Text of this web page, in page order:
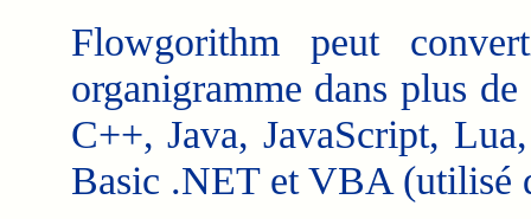
Flowgorithm peut
organigramme dans plus
C++, Java, JavaScript,
Basic .NET et VBA (utilisé